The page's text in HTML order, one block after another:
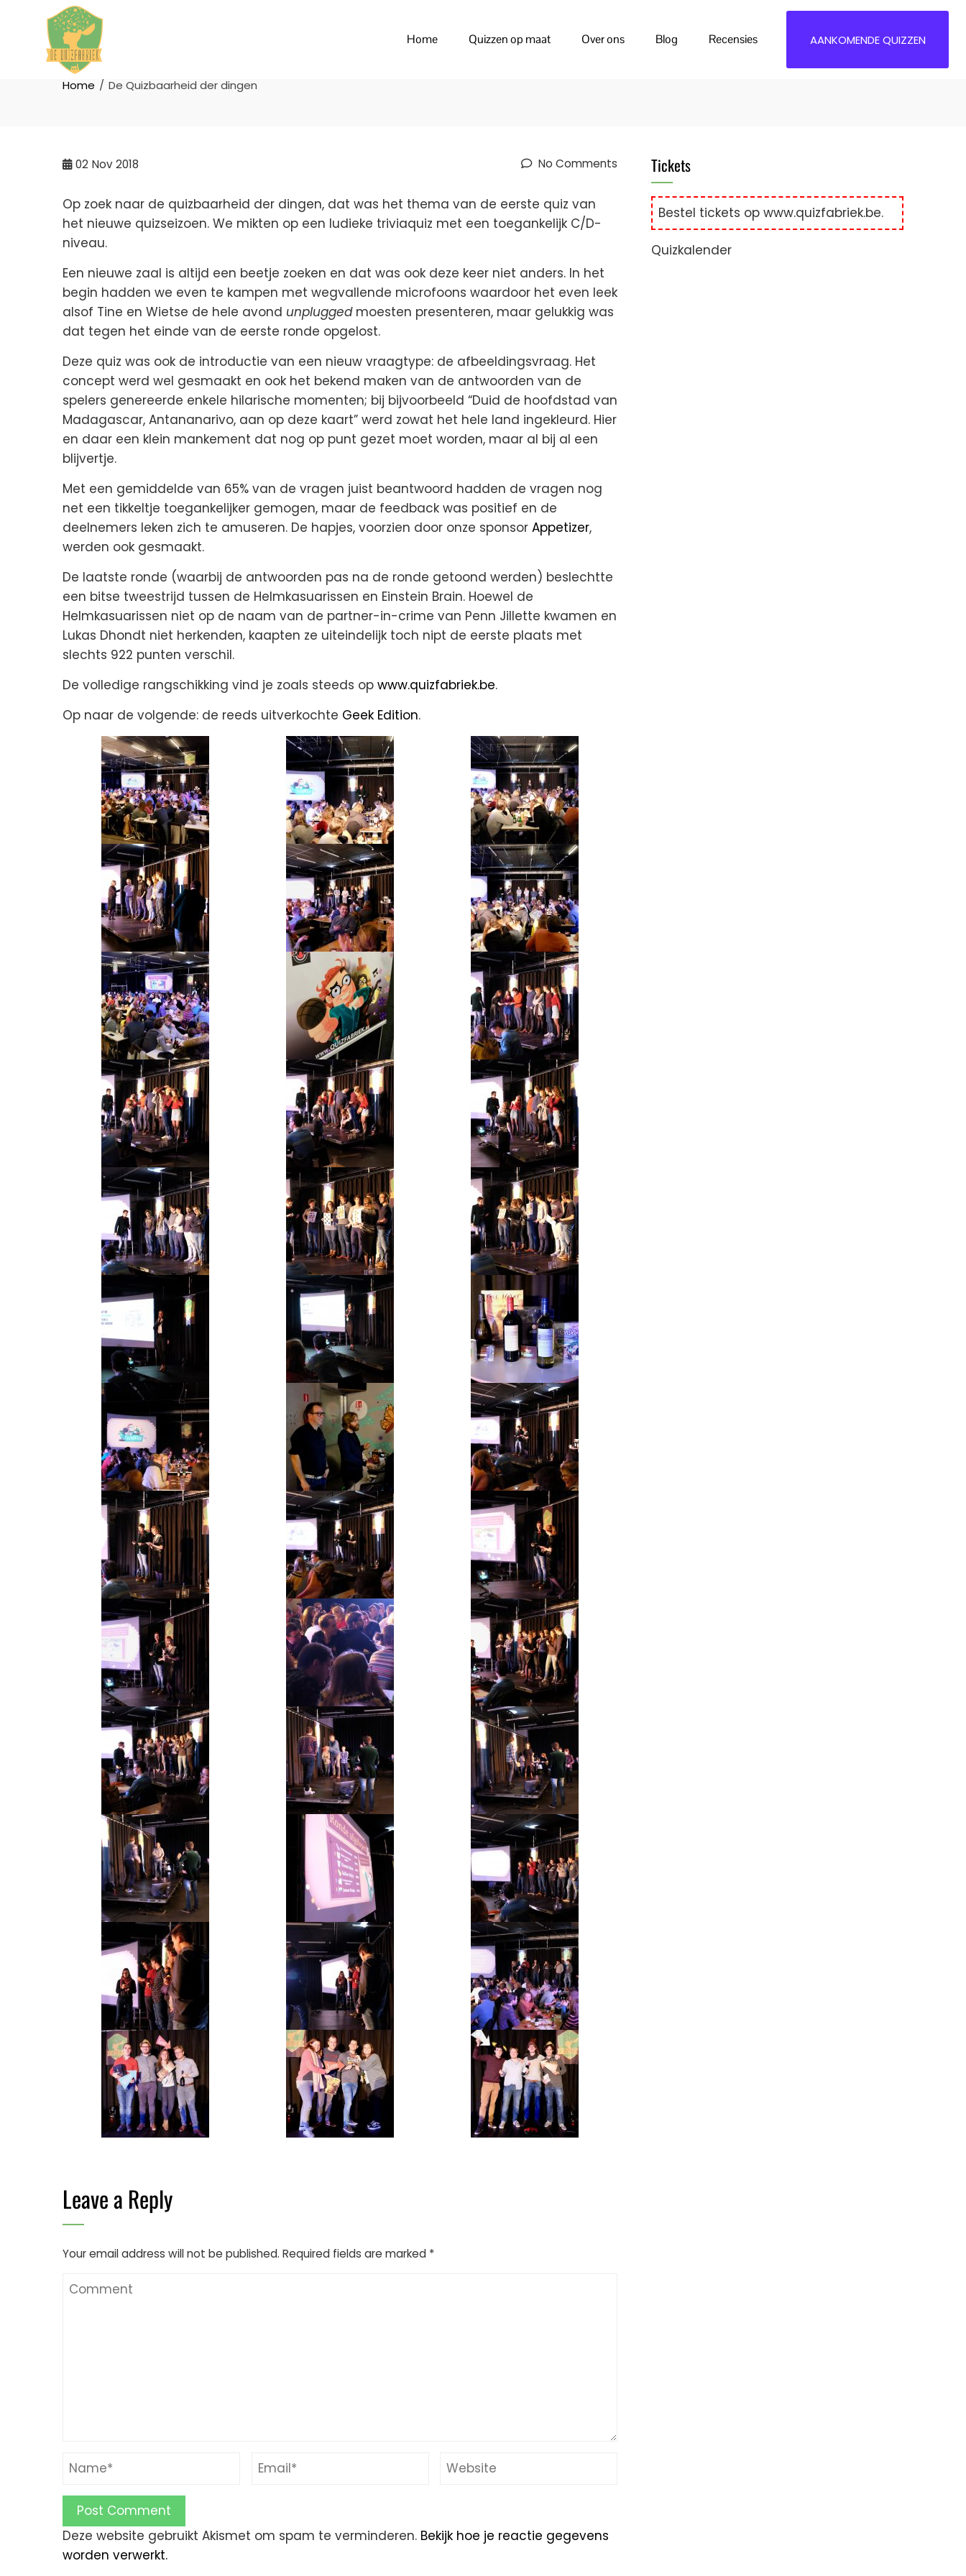
Home Quizzen op maat Over ons Blog Recensies AANKOMENDE QUIZZEN
DE QUIZBAARHEID DER DINGEN
Home De Quizbaarheid der dingen
02 Nov 2018 No Comments
Op zoek naar de quizbaarheid der dingen, dat was het thema van de eerste quiz van
het nieuwe quizseizoen. We mikten op een ludieke triviaquiz met een toegankelijk C/D-
niveau.
Een nieuwe zaal is altijd een beetje zoeken en dat was ook deze keer niet anders. In het
begin hadden we even te kampen met wegvallende microfoons waardoor het even leek
alsof Tine en Wietse de hele avond unplugged moesten presenteren, maar gelukkig was
dat tegen het einde van de eerste ronde opgelost.
Deze quiz was ook de introductie van een nieuw vraagtype: de afbeeldingsvraag. Het
concept werd wel gesmaakt en ook het bekend maken van de antwoorden van de
spelers genereerde enkele hilarische momenten; bij bijvoorbeeld “Duid de hoofdstad van
Madagascar, Antananarivo, aan op deze kaart” werd zowat het hele land ingekleurd. Hier
en daar een klein mankement dat nog op punt gezet moet worden, maar al bij al een
blijvertje.
Met een gemiddelde van 65% van de vragen juist beantwoord hadden de vragen nog
net een tikkeltje toegankelijker gemogen, maar de feedback was positief en de
deelnemers leken zich te amuseren. De hapjes, voorzien door onze sponsor Appetizer,
werden ook gesmaakt.
De laatste ronde (waarbij de antwoorden pas na de ronde getoond werden) beslechtte
een bitse tweestrijd tussen de Helmkasuarissen en Einstein Brain. Hoewel de
Helmkasuarissen niet op de naam van de partner-in-crime van Penn Jillette kwamen en
Lukas Dhondt niet herkenden, kaapten ze uiteindelijk toch nipt de eerste plaats met
slechts 922 punten verschil.
De volledige rangschikking vind je zoals steeds op www.quizfabriek.be.
Op naar de volgende: de reeds uitverkochte Geek Edition.
Leave a Reply
Your email address will not be published. Required fields are marked *
Deze website gebruikt Akismet om spam te verminderen. Bekijk hoe je reactie gegevens
worden verwerkt.
Tickets
Bestel tickets op www.quizfabriek.be.
Quizkalender